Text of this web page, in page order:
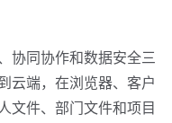
协同协作和数据安全三
云端，在浏览器、客户
文件、部门文件和项目